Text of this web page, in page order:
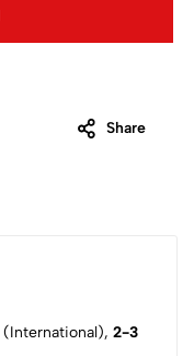
Share
(International), 2-3